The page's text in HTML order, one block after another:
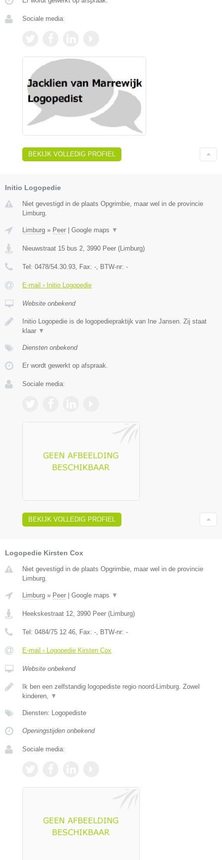
Sociale media:
BEKIJK VOLLEDIG PROFIEL
Initio Logopedie
Niet gevestigd in de plaats Opgrimbie, maar wel in de provincie
Limburg.
Limburg » Peer Google maps ▼
Nieuwstraat 15 bus 2 3990 Peer ( Limburg)
Tel: 0478/54.30.93 , Fax: - , BTW-nr: -
E-mail › Initio Logopedie
Website onbekend
Initio Logopedie is de logopediepraktijk van Ine Jansen. Zij staat
klaar ▼
Diensten onbekend
Er wordt gewerkt op afspraak.
Sociale media:
BEKIJK VOLLEDIG PROFIEL
Logopedie Kirsten Cox
Niet gevestigd in de plaats Opgrimbie, maar wel in de provincie
Limburg.
Limburg » Peer | Google maps ▼
Heekskestraat 12 3990 Peer (Limburg)
Tel: 0484/75 12 46 , Fax: - , BTW-nr: -
E-mail › Logopedie Kirsten Cox
Website onbekend
Ik ben een zelfstandig logopediste regio noord-Limburg. Zowel
kinderen,
▼
Diensten: Logopediste
Openingstijden onbekend
Sociale media: